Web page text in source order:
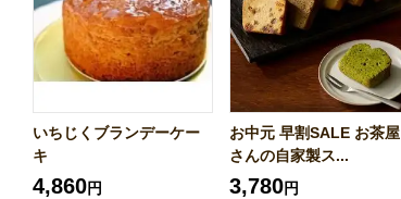
いちじくブランデーケー
キ
4,860円
お中元 早割SALE お茶屋
さんの自家製ス...
3,780円